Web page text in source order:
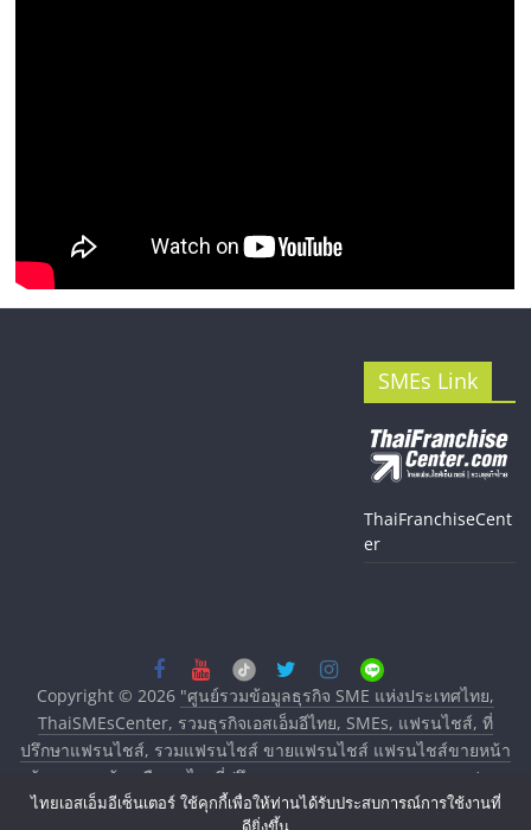
SMEs Link
ThaiFranchiseCent
er
Copyright © 2026 "ศูนย์รวมข้อมูลธุรกิจ SME แห่งประเทศไทย,
ThaiSMEsCenter, รวมธุรกิจเอสเอ็มอีไทย, SMEs, แฟรนไชส์, ที่
ปรึกษาแฟรนไชส์, รวมแฟรนไชส์ ขายแฟรนไชส์ แฟรนไชส์ขายหน้า
บ้าน ลงทุนน้อย คืนทุนไว, ที่ปรึกษาการลงทุนและขยายสาขาแฟรน
ไชส์, ศูนย์รวมแฟรนไชส์ พร้อมทำเลสำหรับเปิดร้าน ปรึกษาฟรี,
ไทยเอสเอ็มอีเซ็นเตอร์ ใช้คุกกี้เพื่อให้ท่านได้รับประสบการณ์การใช้งานที่